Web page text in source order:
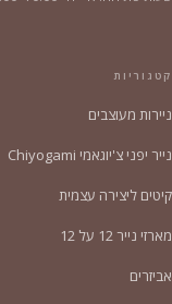
קטגוריות
ניירות מעוצבים
נייר יפני צ'יוגאמי Chiyogami
קיטים ליצירה עצמית
מארזי נייר 12 על 12
אביזרים